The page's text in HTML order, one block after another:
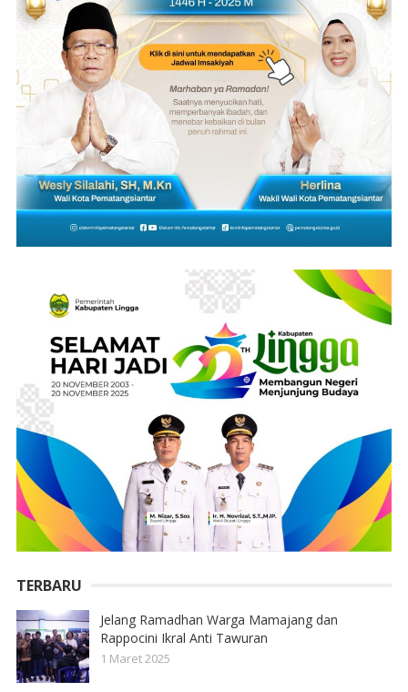
TERBARU
Jelang Ramadhan Warga Mamajang dan
Rappocini Ikral Anti Tawuran
1 Maret 2025